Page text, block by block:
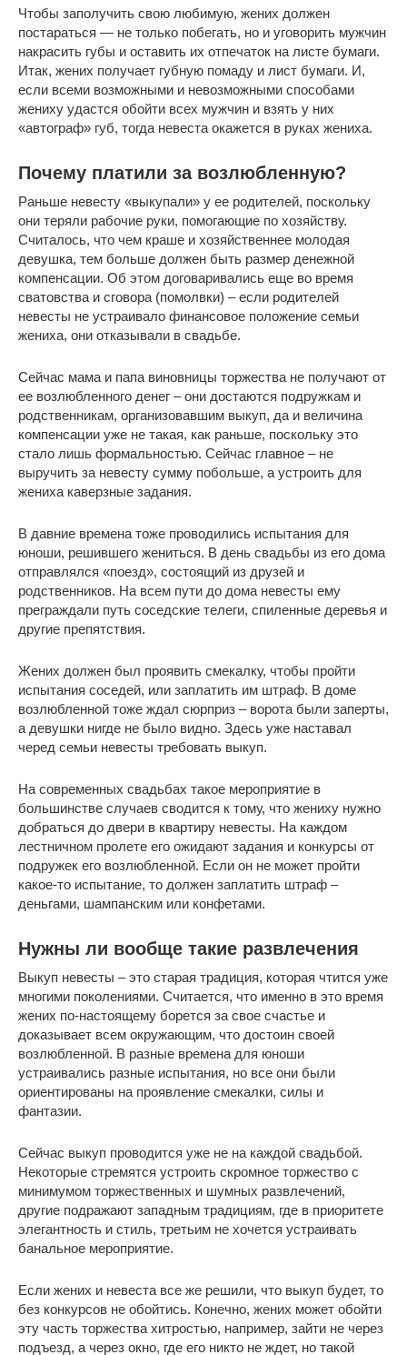
Чтобы заполучить свою любимую, жених должен
постараться — не только побегать, но и уговорить мужчин
накрасить губы и оставить их отпечаток на листе бумаги.
Итак, жених получает губную помаду и лист бумаги. И,
если всеми возможными и невозможными способами
жениху удастся обойти всех мужчин и взять у них
«автограф» губ, тогда невеста окажется в руках жениха.
Почему платили за возлюбленную?
Раньше невесту «выкупали» у ее родителей, поскольку
они теряли рабочие руки, помогающие по хозяйству.
Считалось, что чем краше и хозяйственнее молодая
девушка, тем больше должен быть размер денежной
компенсации. Об этом договаривались еще во время
сватовства и сговора (помолвки) – если родителей
невесты не устраивало финансовое положение семьи
жениха, они отказывали в свадьбе.
Сейчас мама и папа виновницы торжества не получают от
ее возлюбленного денег – они достаются подружкам и
родственникам, организовавшим выкуп, да и величина
компенсации уже не такая, как раньше, поскольку это
стало лишь формальностью. Сейчас главное – не
выручить за невесту сумму побольше, а устроить для
жениха каверзные задания.
В давние времена тоже проводились испытания для
юноши, решившего жениться. В день свадьбы из его дома
отправлялся «поезд», состоящий из друзей и
родственников. На всем пути до дома невесты ему
преграждали путь соседские телеги, спиленные деревья и
другие препятствия.
Жених должен был проявить смекалку, чтобы пройти
испытания соседей, или заплатить им штраф. В доме
возлюбленной тоже ждал сюрприз – ворота были заперты,
а девушки нигде не было видно. Здесь уже наставал
черед семьи невесты требовать выкуп.
На современных свадьбах такое мероприятие в
большинстве случаев сводится к тому, что жениху нужно
добраться до двери в квартиру невесты. На каждом
лестничном пролете его ожидают задания и конкурсы от
подружек его возлюбленной. Если он не может пройти
какое-то испытание, то должен заплатить штраф –
деньгами, шампанским или конфетами.
Нужны ли вообще такие развлечения
Выкуп невесты – это старая традиция, которая чтится уже
многими поколениями. Считается, что именно в это время
жених по-настоящему борется за свое счастье и
доказывает всем окружающим, что достоин своей
возлюбленной. В разные времена для юноши
устраивались разные испытания, но все они были
ориентированы на проявление смекалки, силы и
фантазии.
Сейчас выкуп проводится уже не на каждой свадьбой.
Некоторые стремятся устроить скромное торжество с
минимумом торжественных и шумных развлечений,
другие подражают западным традициям, где в приоритете
элегантность и стиль, третьим не хочется устраивать
банальное мероприятие.
Если жених и невеста все же решили, что выкуп будет, то
без конкурсов не обойтись. Конечно, жених может обойти
эту часть торжества хитростью, например, зайти не через
подъезд, а через окно, где его никто не ждет, но такой